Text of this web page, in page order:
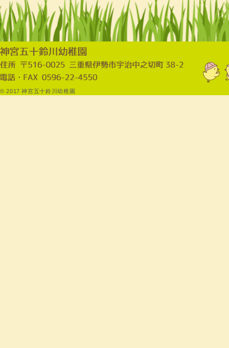
© 2017 神宮五十鈴川幼稚園